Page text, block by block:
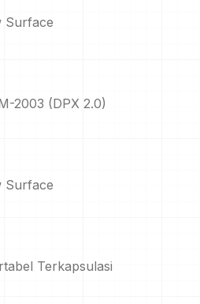
Surface
2003 (DPX 2.0)
Surface
Terkapsulasi